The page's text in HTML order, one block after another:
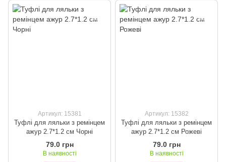
Артикул: 15381
Туфлі для ляльки з ремінцем
ажур 2.7*1.2 см Чорні
79.0 грн
В наявності
Артикул: 15382
Туфлі для ляльки з ремінцем
ажур 2.7*1.2 см Рожеві
79.0 грн
В наявності